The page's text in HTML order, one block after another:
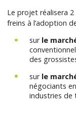
Le projet réalisera
freins à l’adoption
surle
des
sur le
négociants
industries de